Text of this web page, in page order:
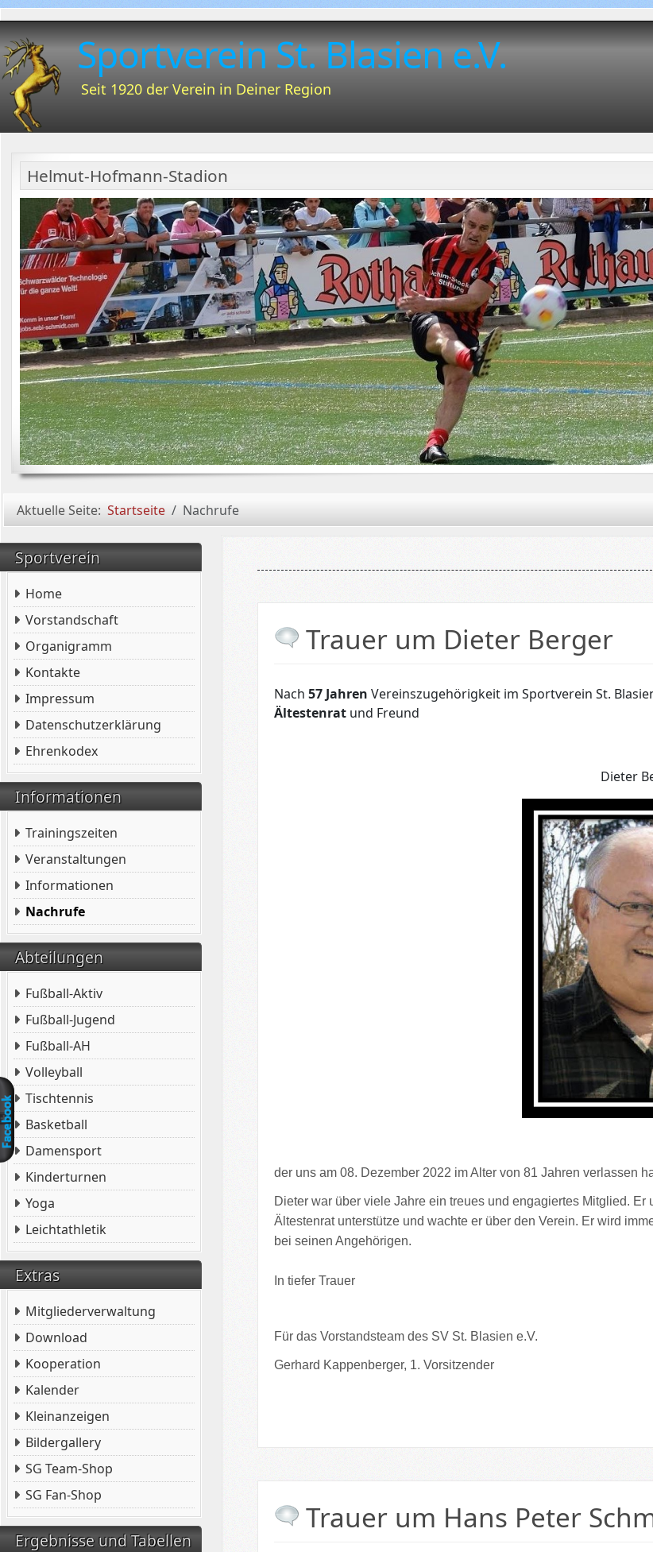
Sportverein St. Blasien e.V.
Seit 1920 der Verein in Deiner Region
Helmut-Hofmann-Stadion
Aktuelle Seite: Startseite Nachrufe
Sportverein
Home
Vorstandschaft
Organigramm
Kontakte
Impressum
Datenschutzerklärung
Ehrenkodex
Informationen
Trainingszeiten
Veranstaltungen
Informationen
Nachrufe
Abteilungen
Fußball-Aktiv
Fußball-Jugend
Fußball-AH
Volleyball
Tischtennis
Basketball
Damensport
Kinderturnen
Yoga
Leichtathletik
Extras
Mitgliederverwaltung
Download
Kooperation
Kalender
Kleinanzeigen
Bildergallery
SG Team-Shop
SG Fan-Shop
Ergebnisse und Tabellen
Trauer um Dieter Berger
Nach 57 Jahren Vereinszugehörigkeit im Sportverein St.
Ältestenrat und Freund
Dieter
der uns am 08. Dezember 2022 im Alter von 81 Jahren verlassen
Dieter war über viele Jahre ein treues und engagiertes Mitglied.
Ältestenrat unterstütze und wachte er über den Verein. Er wird
bei seinen Angehörigen.
In tiefer Trauer
Für das Vorstandsteam des SV St. Blasien e.V.
Gerhard Kappenberger, 1. Vorsitzender
Trauer um Hans Peter